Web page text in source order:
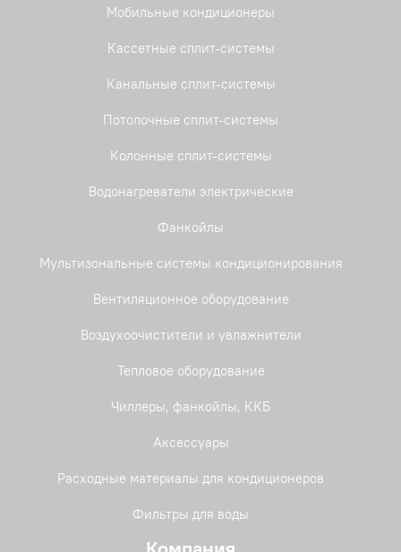
Мобильные кондиционеры
Кассетные сплит-системы
Канальные сплит-системы
Потолочные сплит-системы
Колонные сплит-системы
Водонагреватели электрические
Фанкойлы
Мультизональные системы кондиционирования
Вентиляционное оборудование
Воздухоочистители и увлажнители
Тепловое оборудование
Чиллеры, фанкойлы, ККБ
Аксессуары
Расходные материалы для кондиционеров
Фильтры для воды